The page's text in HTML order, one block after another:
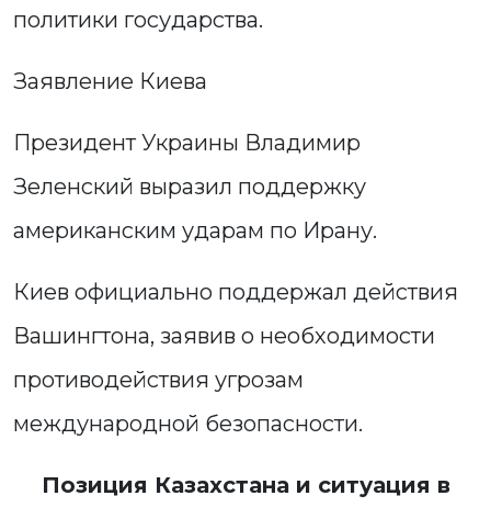
политики государства.
Заявление Киева
Президент Украины Владимир
Зеленский выразил поддержку
американским ударам по Ирану.
Киев официально поддержал действия
Вашингтона, заявив о необходимости
противодействия угрозам
международной безопасности.
Позиция Казахстана и ситуация в